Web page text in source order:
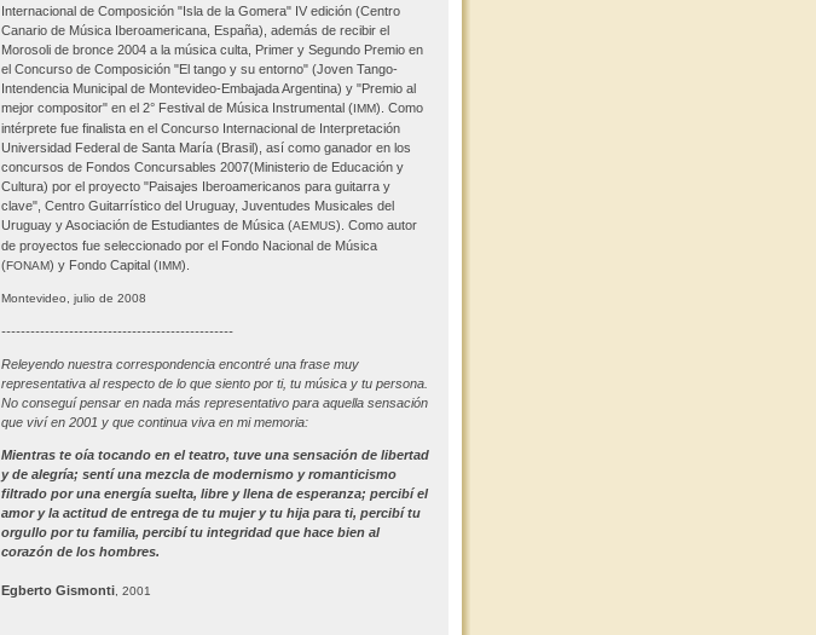
Internacional de Composición "Isla de la Gomera" IV edición (Centro
Canario de Música Iberoamericana, España), además de recibir el
Morosoli de bronce 2004 a la música culta, Primer y Segundo Premio en
el Concurso de Composición "El tango y su entorno" (Joven Tango-
Intendencia Municipal de Montevideo-Embajada Argentina) y "Premio al
mejor compositor" en el 2° Festival de Música Instrumental (IMM). Como
intérprete fue finalista en el Concurso Internacional de Interpretación
Universidad Federal de Santa María (Brasil), así como ganador en los
concursos de Fondos Concursables 2007(Ministerio de Educación y
Cultura) por el proyecto "Paisajes Iberoamericanos para guitarra y
clave", Centro Guitarrístico del Uruguay, Juventudes Musicales del
Uruguay y Asociación de Estudiantes de Música (AEMUS). Como autor
de proyectos fue seleccionado por el Fondo Nacional de Música
(FONAM) y Fondo Capital (IMM).
Montevideo, julio de 2008
------------------------------------------------
Releyendo nuestra correspondencia encontré una frase muy
representativa al respecto de lo que siento por ti, tu música y tu persona.
No conseguí pensar en nada más representativo para aquella sensación
que viví en 2001 y que continua viva en mi memoria:
Mientras te oía tocando en el teatro, tuve una sensación de libertad
y de alegría; sentí una mezcla de modernismo y romanticismo
filtrado por una energía suelta, libre y llena de esperanza; percibí el
amor y la actitud de entrega de tu mujer y tu hija para ti, percibí tu
orgullo por tu familia, percibí tu integridad que hace bien al
corazón de los hombres.
Egberto Gismonti, 2001